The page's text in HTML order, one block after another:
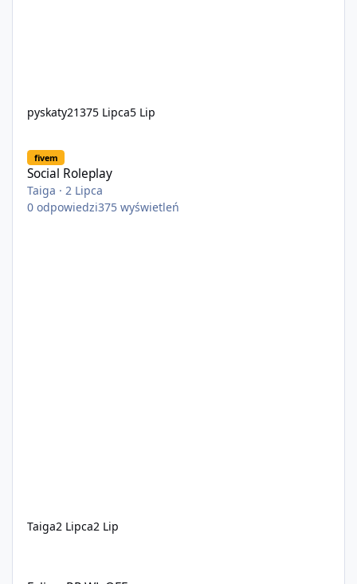
pyskaty21375 Lipca5 Lip
fivem
Social Roleplay
Taiga ·2 Lipca
0 odpowiedzi375 wyświetleń
Taiga2 Lipca2 Lip